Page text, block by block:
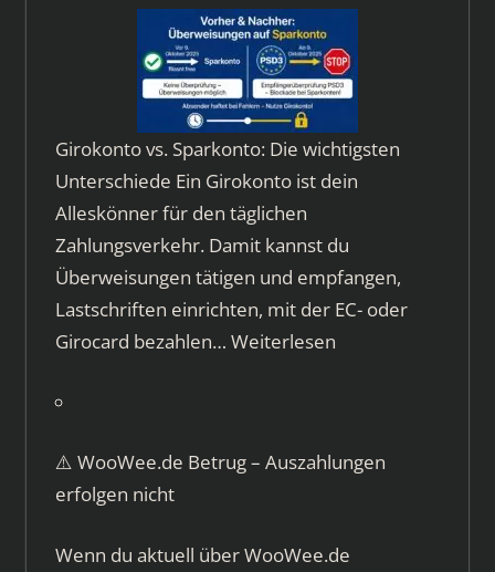
Girokonto vs. Sparkonto: Die wichtigsten
Unterschiede Ein Girokonto ist dein
Alleskönner für den täglichen
Zahlungsverkehr. Damit kannst du
Überweisungen tätigen und empfangen,
Lastschriften einrichten, mit der EC- oder
Girocard bezahlen… Weiterlesen
⚠️ WooWee.de Betrug – Auszahlungen
erfolgen nicht
Wenn du aktuell über WooWee.de